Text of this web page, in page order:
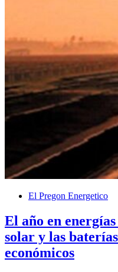
El Pregon Energetico
El año en
solar y las
económicos